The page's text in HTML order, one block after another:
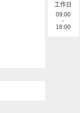
工作日
09:00
-
18:00